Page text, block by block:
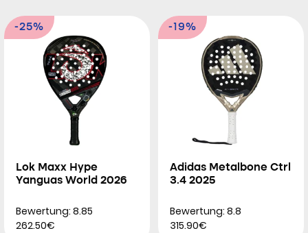
-25%
Lok Maxx Hype
Yanguas World 2026
Bewertung: 8.85
262.50€
-19%
Adidas Metalbone Ctrl
3.4 2025
Bewertung: 8.8
315.90€